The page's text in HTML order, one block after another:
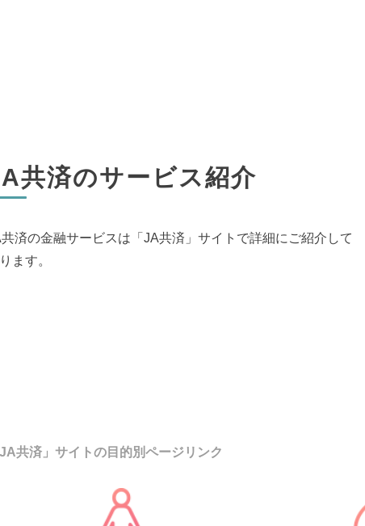
共済のサービス紹介
済の金融サービスは「JA共済」サイトで詳細にご紹介して
ます。
JA共済」サイトの目的別ページリンク